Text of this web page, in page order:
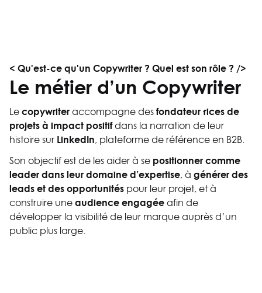
< Qu'est-ce qu'un Copywriter ? Quel est son rôle ? />
Le métier d’un Copywriter
Lecopywriteraccompagne desfondateur·rices de
projets à impact positifdans la narration de leur
histoire sur LinkedIn, plateforme de référence en B2B.
Son objectif est de les aider à se positionner comme
leader dans leur domaine d’expertise, à générer des
leads et des opportunités pour leur projet, et à
construire uneaudience engagéeafin de
développer la visibilité de leur marque auprès d’un
public plus large.